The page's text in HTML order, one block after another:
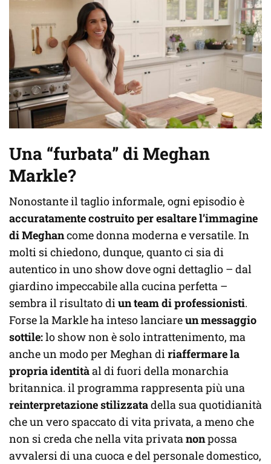
Una “furbata” di Meghan
Markle?
Nonostante il taglio informale, ogni episodio è
accuratamente costruito per esaltare l’immagine
di Meghancome donna moderna e versatile. In
molti si chiedono, dunque, quanto ci sia di
autentico in uno show dove ogni dettaglio – dal
giardino impeccabile alla cucina perfetta –
sembra il risultato diun team di professionisti.
Forse la Markle ha inteso lanciareun messaggio
sottile:lo show non è solo intrattenimento, ma
anche un modo per Meghan diriaffermare la
propria identitàal di fuori della monarchia
britannica. il programma rappresenta più una
reinterpretazione stilizzatadella sua quotidianità
che un vero spaccato di vita privata, a meno che
non si creda che nella vita privatanonpossa
avvalersi di una cuoca e del personale domestico,